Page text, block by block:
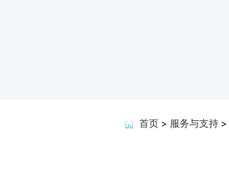
首页 > 服务与支持 >